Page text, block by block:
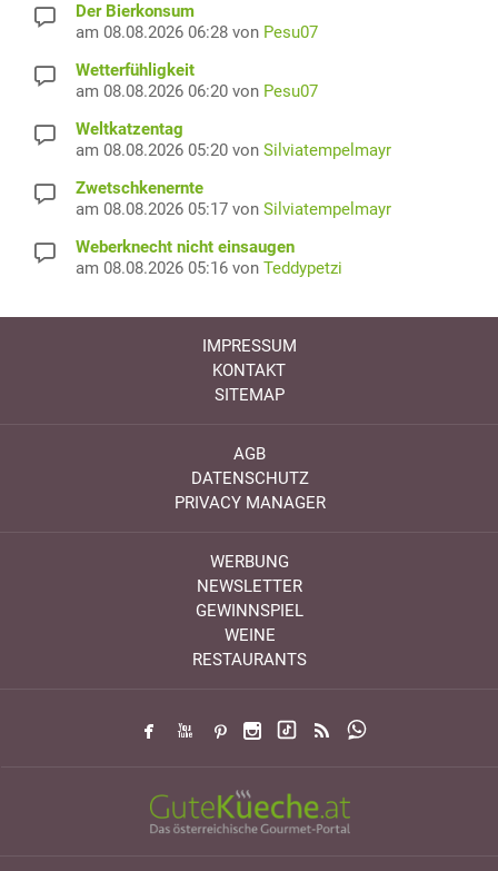
Der Bierkonsum
am 08.08.2026 06:28 von Pesu07
Wetterfühligkeit
am 08.08.2026 06:20 von Pesu07
Weltkatzentag
am 08.08.2026 05:20 von Silviatempelmayr
Zwetschkenernte
am 08.08.2026 05:17 von Silviatempelmayr
Weberknecht nicht einsaugen
am 08.08.2026 05:16 von Teddypetzi
IMPRESSUM
KONTAKT
SITEMAP
AGB
DATENSCHUTZ
PRIVACY MANAGER
WERBUNG
NEWSLETTER
GEWINNSPIEL
WEINE
RESTAURANTS